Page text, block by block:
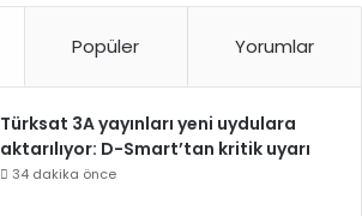
Popüler Yorumlar
Türksat 3A yayınları yeni uydulara
aktarılıyor: D-Smart’tan kritik uyarı
34 dakika önce